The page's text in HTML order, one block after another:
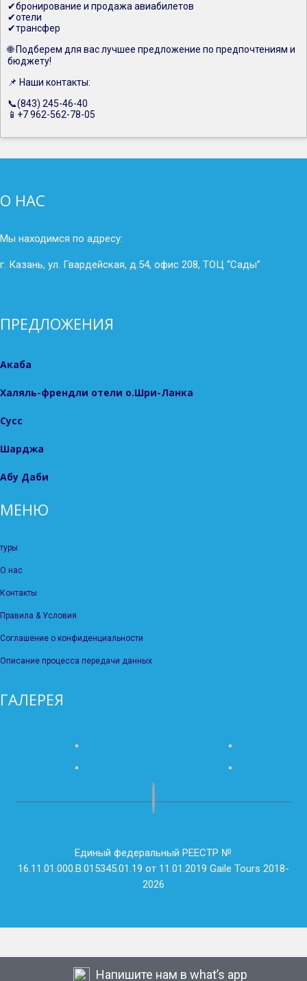
✔бронирование и продажа авиабилетов
✔отели
✔трансфер
🌐 Подберем для вас лучшее предложение по предпочтениям и
бюджету!
📌 Наши контакты:
📞(843) 245-46-40
📱+7 962-562-78-05
О НАС
Мы находимся по адресу:
г. Казань, ул. Гвардейская, д.54, офис 208, ТОЦ “Сады”
ПРЕДЛОЖЕНИЯ
Акаба
Халяль-френдли отели о.Шри-Ланка
Сусс
Шарджа
Абу Даби
МЕНЮ
туры
О нас
Контакты
Правила & Условия
Соглашение о конфиденциальности
Описание процесса передачи данных
ГАЛЕРЕЯ
Единый федеральный РЕЕСТР №
16.11.01.000.В.015345.01.19 от 11.01.2019 Gaile Tours 2018-
2026